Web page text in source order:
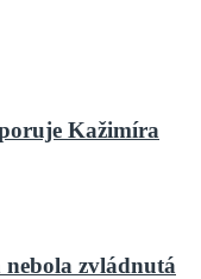
Kažimíra
zvládnutá